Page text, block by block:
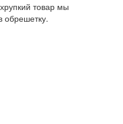
товар мы
обрешетку.